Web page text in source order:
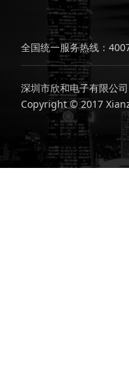
全国统一服务热线：
深圳市欣和电子有限公
Copyright © 2017